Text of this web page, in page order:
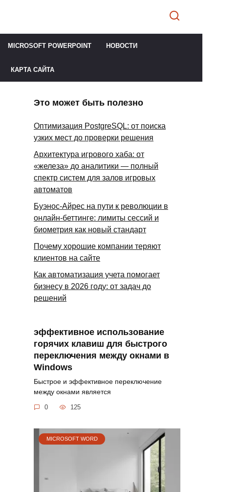
MICROSOFT POWERPOINT НОВОСТИ
КАРТА САЙТА
Это может быть полезно
Оптимизация PostgreSQL: от поиска
узких мест до проверки решения
Архитектура игрового хаба: от
«железа» до аналитики — полный
спектр систем для залов игровых
автоматов
Буэнос-Айрес на пути к революции в
онлайн-беттинге: лимиты сессий и
биометрия как новый стандарт
Почему хорошие компании теряют
клиентов на сайте
Как автоматизация учета помогает
бизнесу в 2026 году: от задач до
решений
эффективное использование
горячих клавиш для быстрого
переключения между окнами в
Windows
Быстрое и эффективное переключение
между окнами является
0 125
MICROSOFT WORD